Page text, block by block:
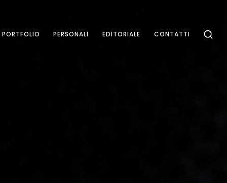
PORTFOLIO PERSONALI EDITORIALE CONTATTI